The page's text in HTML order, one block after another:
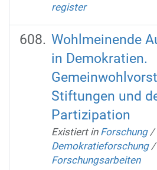
register
Wohlmeinende
in Demokratien.
Stiftungen und
Partizipation
Existiert in Forschung /
Demokratieforschung /
Forschungsarbeiten